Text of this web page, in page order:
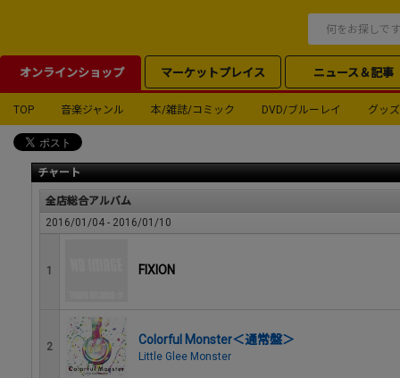
オンラインショップ マーケットプレイス ニュース＆記事
TOP 音楽ジャンル 本/雑誌/コミック DVD/ブルーレイ グッズ
チャート
全店総合アルバム
2016/01/04 - 2016/01/10
1 FIXION
2 Colorful Monster＜通常盤＞
Little Glee Monster